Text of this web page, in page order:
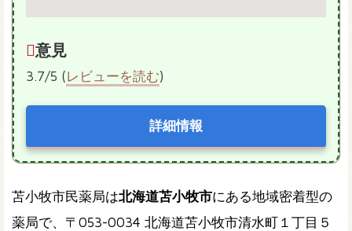
意見
3.7/5 (レビューを読む)
詳細情報
苫小牧市民薬局は北海道苫小牧市にある地域密着型の
薬局で、〒053-0034 北海道苫小牧市清水町１丁目５